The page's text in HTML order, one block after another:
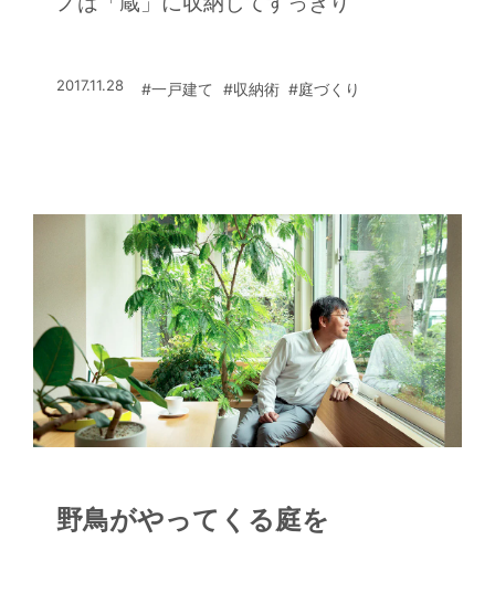
2017.11.28 #一戸建て #収納術 #庭づくり
野鳥がやってくる庭を